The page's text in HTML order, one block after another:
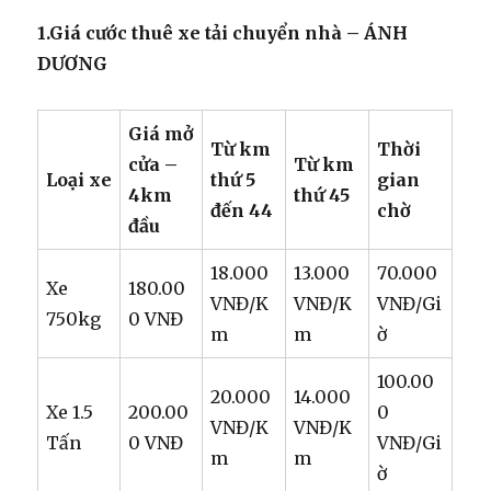
1.Giá cước thuê xe tải chuyển nhà – ÁNH
DƯƠNG
Loại xe
Giá mở
cửa –
4km
đầu
Từ km
thứ 5
đến 44
Từ km
thứ 45
Thời
gian
chờ
Xe
750kg
180.00
0 VNĐ
18.000
VNĐ/K
m
13.000
VNĐ/K
m
70.000
VNĐ/Gi
ờ
Xe 1.5
Tấn
200.00
0 VNĐ
20.000
VNĐ/K
m
14.000
VNĐ/K
m
100.00
0
VNĐ/Gi
ờ